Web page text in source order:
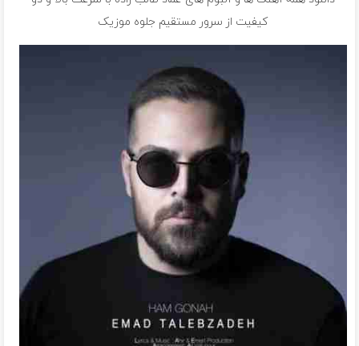
کیفیت از سرور مستقیم جلوه موزیک